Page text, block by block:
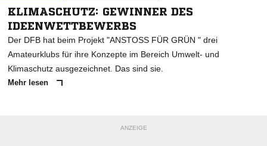
KLIMASCHUTZ: GEWINNER DES
IDEENWETTBEWERBS
Der DFB hat beim Projekt "ANSTOSS FÜR GRÜN " drei
Amateurklubs für ihre Konzepte im Bereich Umwelt- und
Klimaschutz ausgezeichnet. Das sind sie.
Mehr lesen
ANZEIGE